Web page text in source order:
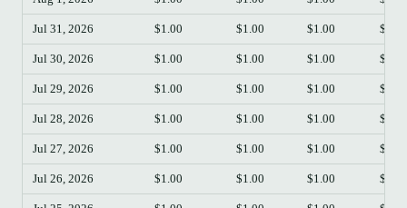
Jul 31, 2026 $1.00 $1.00 $1.00 $1.00
Jul 30, 2026 $1.00 $1.00 $1.00 $1.00
Jul 29, 2026 $1.00 $1.00 $1.00 $1.00
Jul 28, 2026 $1.00 $1.00 $1.00 $1.00
Jul 27, 2026 $1.00 $1.00 $1.00 $1.00
Jul 26, 2026 $1.00 $1.00 $1.00 $1.00